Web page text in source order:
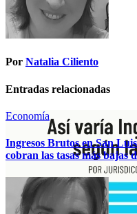
Por Natalia Ciliento
Entradas relacionadas
Economía
Ingresos Brutos en San
cobran las tasas más bajas